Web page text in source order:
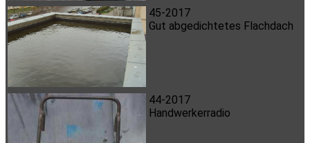
45-2017
Gut abgedichtetes Flachdach
44-2017
Handwerkerradio